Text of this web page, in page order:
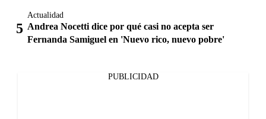
Actualidad
Andrea Nocetti dice por qué casi no acepta ser
Fernanda Samiguel en 'Nuevo rico, nuevo pobre'
PUBLICIDAD